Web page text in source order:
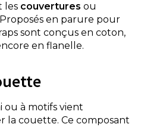
les couvertures ou
en parure pour
sont conçus en coton,
en flanelle.
ou à motifs vient
la couette. Ce composant